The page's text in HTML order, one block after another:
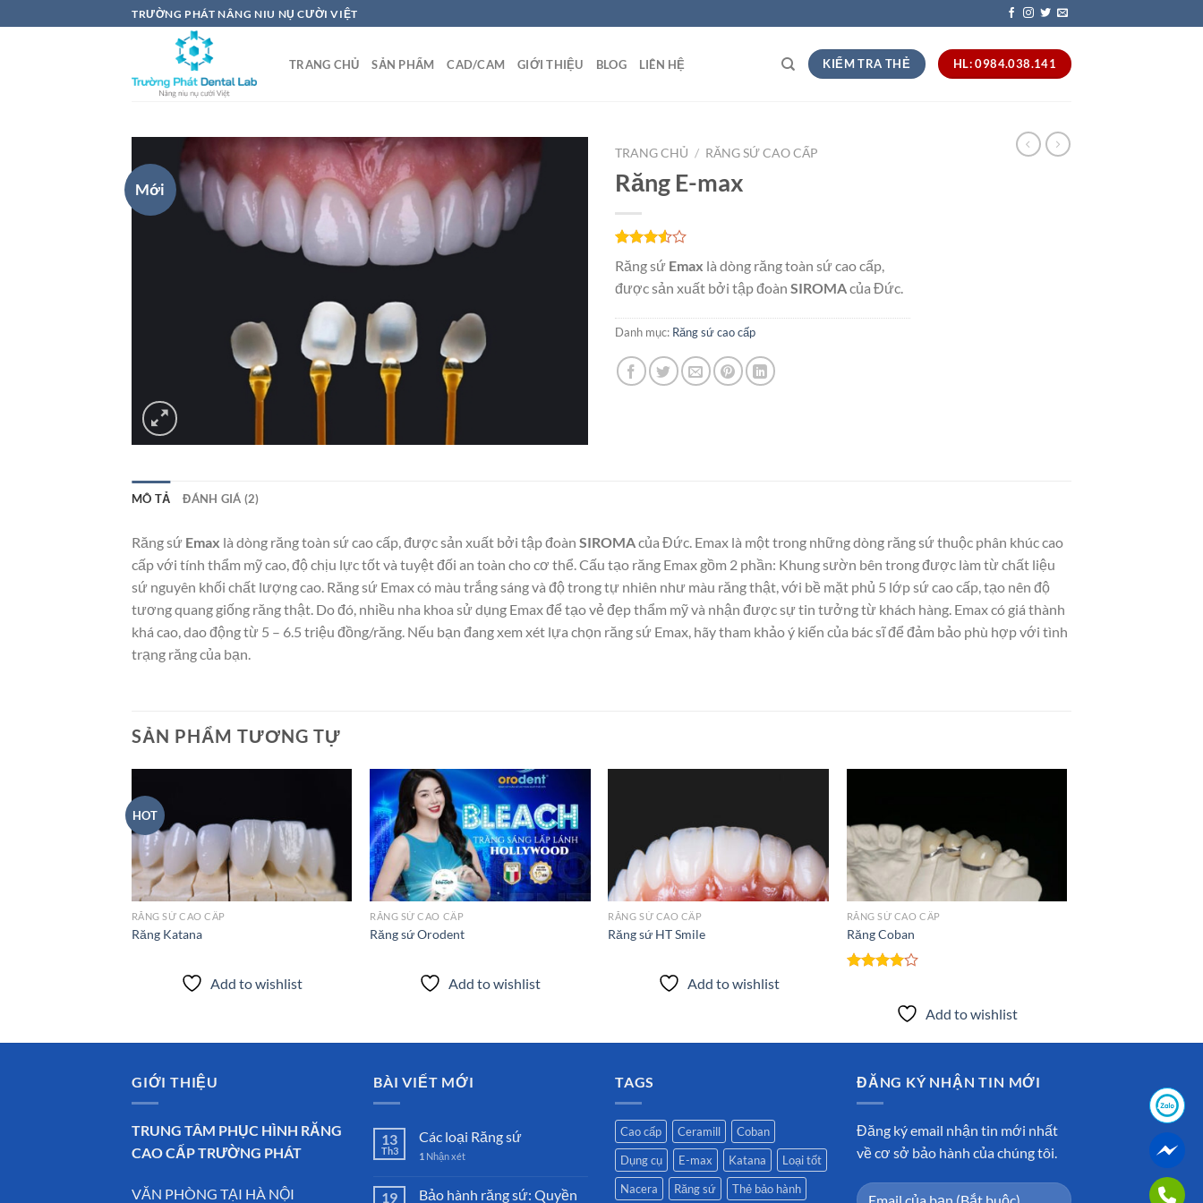
đến
TRƯỜNG PHÁT NÂNG NIU NỤ CƯỜI VIỆT
TRANG CHỦ SẢN PHẨM CAD/CAM GIỚI THIỆU BLOG LIÊN HỆ KIỂM TRA THẺ HL: 0984.038.141
Mới
TRANG CHỦ / RĂNG SỨ CAO CẤP
Răng E-max
3.50
trên 5
dựa trên
giá
Răng sứ Emax là dòng răng toàn sứ cao cấp,
được sản xuất bởi tập đoàn SIROMAcủa Đức.
Danh mục: Răng sứ cao cấp
MÔ TẢ ĐÁNH GIÁ (2)
Răng sứ Emax là dòng răng toàn sứ cao cấp, được sản xuất bởi tập đoàn SIROMAcủa Đức. Emax là một trong những dòng răng sứ thuộc phân khúc cao
cấp với tính thẩm mỹ cao, độ chịu lực tốt và tuyệt đối an toàn cho cơ thể. Cấu tạo răng Emax gồm 2 phần: Khung sườn bên trong được làm từ chất liệu
sứ nguyên khối chất lượng cao. Răng sứ Emax có màu trắng sáng và độ trong tự nhiên như màu răng thật, với bề mặt phủ 5 lớp sứ cao cấp, tạo nên độ
tương quang giống răng thật. Do đó, nhiều nha khoa sử dụng Emax để tạo vẻ đẹp thẩm mỹ và nhận được sự tin tưởng từ khách hàng. Emax có giá thành
khá cao, dao động từ 5 – 6.5 triệu đồng/răng. Nếu bạn đang xem xét lựa chọn răng sứ Emax, hãy tham khảo ý kiến của bác sĩ để đảm bảo phù hợp với tình
trạng răng của bạn.
SẢN PHẨM TƯƠNG TỰ
HOT
Add to
RĂNG SỨ CAO CẤP
Răng Katana
Add to wishlist
Add to
wishlist
RĂNG SỨ CAO CẤP
Răng sứ Orodent
Add to wishlist
Add to
wishlist
RĂNG SỨ CAO CẤP
Răng sứ HT Smile
Add to wishlist
wishlist
RĂNG SỨ CAO CẤP
Răng Coban
Add to wishlist
GIỚI THIỆU
TRUNG TÂM PHỤC HÌNH RĂNG
CAO CẤP TRƯỜNG PHÁT
VĂN PHÒNG TẠI HÀ NỘI
BÀI VIẾT MỚI
13
Th3
Các loại Răng sứ
1 Nhận xét
19 Bảo hành răng sứ: Quyền
TAGS
Cao cấp Ceramill
Coban
Dụng cụ
E-max Katana
Loại tốt
Nacera
Răng sứ Thẻ bảo hành
ĐĂNG KÝ NHẬN TIN MỚI
Đăng ký email nhận tin mới nhất
về cơ sở bảo hành của chúng tôi.